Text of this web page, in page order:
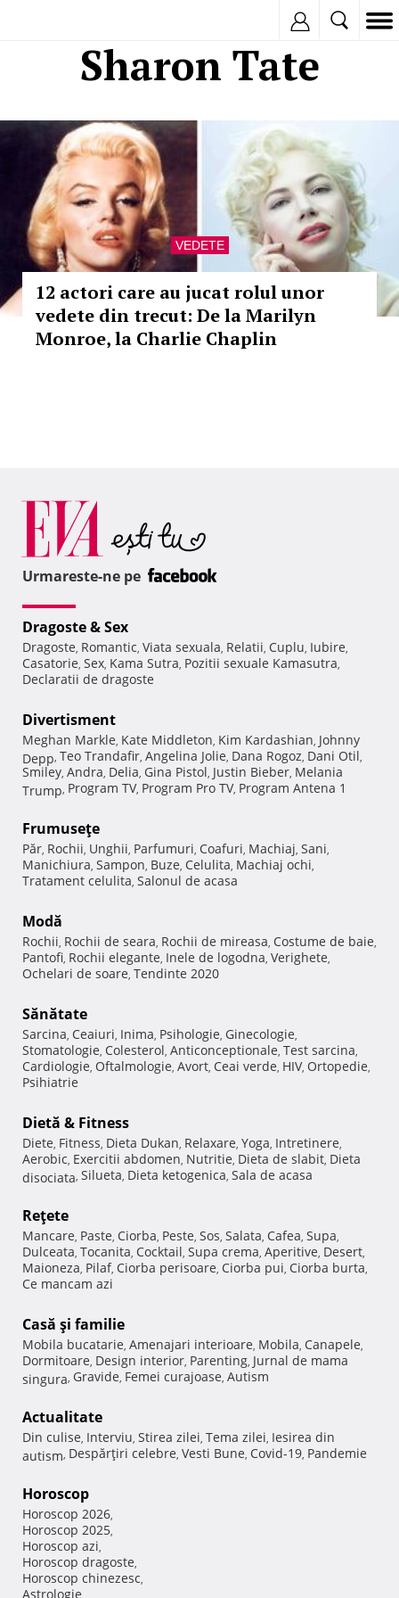
Sharon Tate
VEDETE
12 actori care au jucat rolul unor
vedete din trecut: De la Marilyn
Monroe, la Charlie Chaplin
Urmareste-ne pe
Dragoste & Sex
Dragoste, Romantic, Viata sexuala, Relatii, Cuplu, Iubire,
Casatorie, Sex, Kama Sutra, Pozitii sexuale Kamasutra,
Declaratii de dragoste
Divertisment
Meghan Markle, Kate Middleton, Kim Kardashian, Johnny
Depp, Teo Trandafir, Angelina Jolie, Dana Rogoz, Dani Otil,
Smiley, Andra, Delia, Gina Pistol, Justin Bieber, Melania
Trump, Program TV, Program Pro TV, Program Antena 1
Frumuseţe
Păr, Rochii, Unghii, Parfumuri, Coafuri, Machiaj, Sani,
Manichiura, Sampon, Buze, Celulita, Machiaj ochi,
Tratament celulita, Salonul de acasa
Modă
Rochii, Rochii de seara, Rochii de mireasa, Costume de baie,
Pantofi, Rochii elegante, Inele de logodna, Verighete,
Ochelari de soare, Tendinte 2020
Sănătate
Sarcina, Ceaiuri, Inima, Psihologie, Ginecologie,
Stomatologie, Colesterol, Anticonceptionale, Test sarcina,
Cardiologie, Oftalmologie, Avort, Ceai verde, HIV, Ortopedie,
Psihiatrie
Dietă & Fitness
Diete, Fitness, Dieta Dukan, Relaxare, Yoga, Intretinere,
Aerobic, Exercitii abdomen, Nutritie, Dieta de slabit, Dieta
disociata, Silueta, Dieta ketogenica, Sala de acasa
Reţete
Mancare, Paste, Ciorba, Peste, Sos, Salata, Cafea, Supa,
Dulceata, Tocanita, Cocktail, Supa crema, Aperitive, Desert,
Maioneza, Pilaf, Ciorba perisoare, Ciorba pui, Ciorba burta,
Ce mancam azi
Casă şi familie
Mobila bucatarie, Amenajari interioare, Mobila, Canapele,
Dormitoare, Design interior, Parenting, Jurnal de mama
singura, Gravide, Femei curajoase, Autism
Actualitate
Din culise, Interviu, Stirea zilei, Tema zilei, Iesirea din
autism, Despărţiri celebre, Vesti Bune, Covid-19, Pandemie
Horoscop
Horoscop 2026,
Horoscop 2025,
Horoscop azi,
Horoscop dragoste,
Horoscop chinezesc,
Astrologie